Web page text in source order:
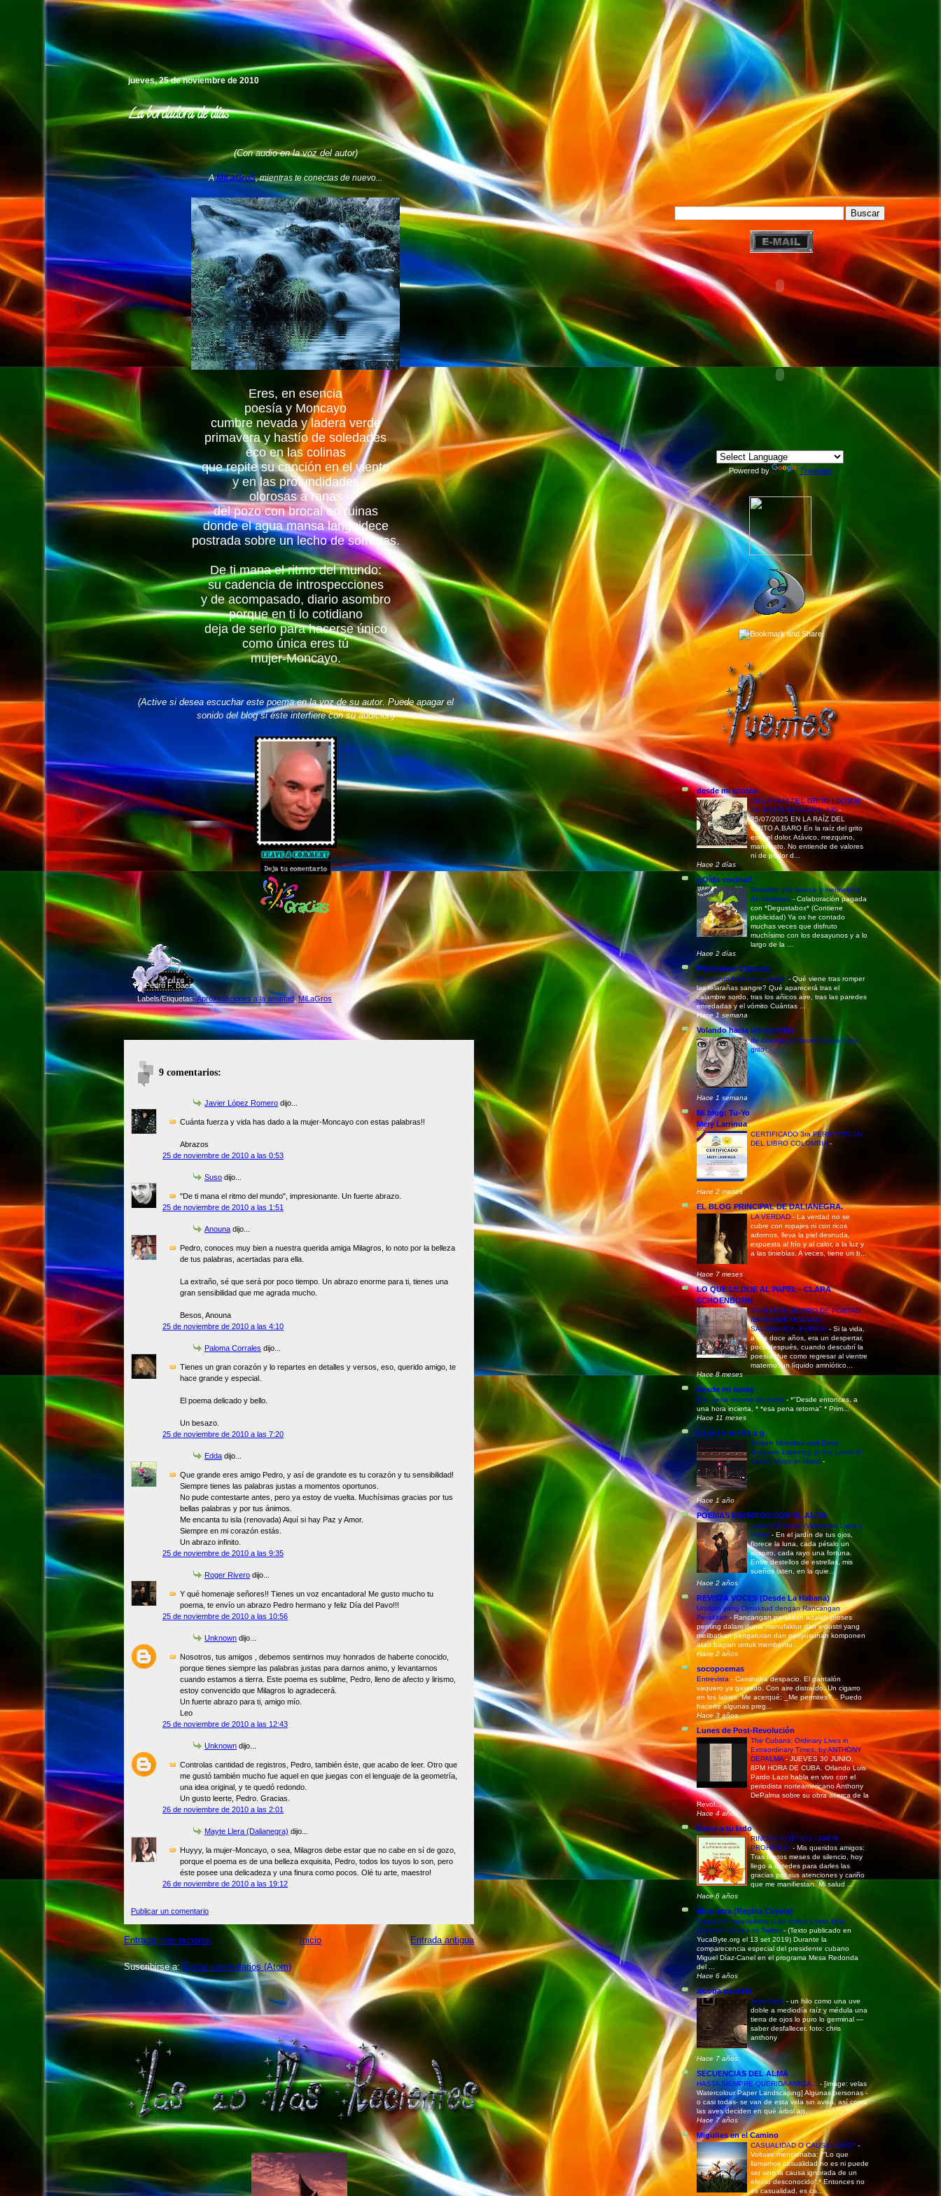
jueves, 25 de noviembre de 2010
La bordadora de días
(Con audio en la voz del autor)
AMiLaGroS, mientras te conectas de nuevo...
Eres, en esencia
poesía y Moncayo
cumbre nevada y ladera verde
primavera y hastío de soledades
eco en las colinas
que repite su canción en el viento
y en las profundidades
olorosas a ranas
del pozo con brocal en ruinas
donde el agua mansa languidece
postrada sobre un lecho de sombras.
De ti mana el ritmo del mundo:
su cadencia de introspecciones
y de acompasado, diario asombro
porque en ti lo cotidiano
deja de serlo para hacerse único
como única eres tú
mujer-Moncayo.
(Active si desea escuchar este poema en la voz de su autor. Puede apagar el
sonido del blog si éste interfiere con su audición)
©Pedro F. Báez
Labels/Etiquetas: Aproximaciones a la amistad,MiLaGros
9 comentarios:
Javier López Romero dijo...
Cuánta fuerza y vida has dado a la mujer-Moncayo con estas palabras!!
Abrazos
25 de noviembre de 2010 a las 0:53
Suso dijo...
"De ti mana el ritmo del mundo", impresionante. Un fuerte abrazo.
25 de noviembre de 2010 a las 1:51
Anouna dijo...
Pedro, conoces muy bien a nuestra querida amiga Milagros, lo noto por la belleza
de tus palabras, acertadas para ella.
La extraño, sé que será por poco tiempo. Un abrazo enorme para ti, tienes una
gran sensibilidad que me agrada mucho.
Besos, Anouna
25 de noviembre de 2010 a las 4:10
Paloma Corrales dijo...
Tienes un gran corazón y lo repartes en detalles y versos, eso, querido amigo, te
hace grande y especial.
El poema delicado y bello.
Un besazo.
25 de noviembre de 2010 a las 7:20
Edda dijo...
Que grande eres amigo Pedro, y así de grandote es tu corazón y tu sensibilidad!
Siempre tienes las palabras justas a momentos oportunos.
No pude contestarte antes, pero ya estoy de vuelta. Muchísimas gracias por tus
bellas palabras y por tus ánimos.
Me encanta tu isla (renovada) Aquí si hay Paz y Amor.
Siempre en mi corazón estás.
Un abrazo infinito.
25 de noviembre de 2010 a las 9:35
Roger Rivero dijo...
Y qué homenaje señores!! Tienes un voz encantadora! Me gusto mucho tu
poema, te envío un abrazo Pedro hermano y feliz Día del Pavo!!!
25 de noviembre de 2010 a las 10:56
Unknown dijo...
Nosotros, tus amigos , debemos sentirnos muy honrados de haberte conocido,
porque tienes siempre las palabras justas para darnos animo, y levantarnos
cuando estamos a tierra. Este poema es sublime, Pedro, lleno de afecto y lirismo,
estoy convencido que Milagros lo agradecerá.
Un fuerte abrazo para ti, amigo mío.
Leo
25 de noviembre de 2010 a las 12:43
Unknown dijo...
Controlas cantidad de registros, Pedro, también éste, que acabo de leer. Otro que
me gustó también mucho fue aquel en que juegas con el lenguaje de la geometría,
una idea original, y te quedó redondo.
Un gusto leerte, Pedro. Gracias.
26 de noviembre de 2010 a las 2:01
Mayte Llera (Dalianegra) dijo...
Huyyy, la mujer-Moncayo, o sea, Milagros debe estar que no cabe en sí de gozo,
porque el poema es de una belleza exquisita, Pedro, todos los tuyos lo son, pero
éste posee una delicadeza y una finura como pocos. Olé tu arte, maestro!
26 de noviembre de 2010 a las 19:12
Publicar un comentario
Entrada más reciente Entrada antigua
Inicio
Suscribirse a: Enviar comentarios (Atom)
Powered by Translate
desde mi azotea
EN LA RAÍZ DEL GRITO ( DONDE
EL RUIDO SE APAGA, 13)-
25/07/2025 EN LA RAÍZ DEL
GRITO A.BARO En la raíz del grito
está el dolor. Atávico, mezquino,
manifiesto. No entiende de valores
ni de pudor d...
Hace 2 días
¡¡Oído cocina!!
Revuelto con beicon y mermelada
de calabaza - Colaboración pagada
con *Degustabox* (Contiene
publicidad) Ya os he contado
muchas veces que disfruto
muchísimo con los desayunos y a lo
largo de la ...
Hace 2 días
Pinchando Charcos
de cuanto final es un punto - Qué viene tras romper
las telarañas sangre? Qué aparecerá tras el
calambre sordo, tras los añicos aire, tras las paredes
enredadas y el vómito Cuántas ...
Hace 1 semana
Volando hacia las estrellas
de cuando la impotencia se hace
grito-
Hace 1 semana
Mi blog: Tu-Yo
Mery Larrinua
CERTIFICADO 3ra FERIA VIRTUAL
DEL LIBRO COLOMBIA -
Hace 2 meses
EL BLOG PRINCIPAL DE DALIANEGRA.
LA VERDAD - La verdad no se
cubre con ropajes ni con ricos
adornos, lleva la piel desnuda,
expuesta al frío y al calor, a la luz y
a las tinieblas. A veces, tiene un b...
Hace 7 meses
LO QUE LE DIJE AL PAPEL - CLARA
SCHOENBORN
XXVIII ENCUENTRO DE POETAS
IBEROAMERICANOS -
SALAMANCA, ESPAÑA - Si la vida,
a mis doce años, era un despertar,
poco después, cuando descubrí la
poesía, fue como regresar al vientre
materno: un líquido amniótico...
Hace 8 meses
Desde mi noray
Esa pena retorna sin cesar- *"Desde entonces, a
una hora incierta, * *esa pena retorna" * Prim...
Hace 11 meses
t u m i a m i b l o g
Broken Melodies and Deep
Grooves: Listening at the Limits of
Cuban Music in Miami -
Hace 1 año
POEMAS ESCRITOS CON EL ALMA
Latidos Eternos (Versos de Luna y
Plata) - En el jardín de tus ojos,
florece la luna, cada pétalo un
suspiro, cada rayo una fortuna.
Entre destellos de estrellas, mis
sueños laten, en la quie...
Hace 2 años
REVISTA VOCES (Desde La Habana)
Uraikan yang Dimaksud dengan Rancangan
Perakitan - Rancangan perakitan adalah proses
penting dalam dunia manufaktur dan industri yang
melibatkan pengaturan dan penyusunan komponen
atau bagian untuk membentu...
Hace 2 años
socopoemas
Entrevista - Caminaba despacio. El pantalón
vaquero ya gastado. Con aire distraído. Un cigarro
en los labios. Me acerqué: _Me permites?... Puedo
hacerte algunas preg...
Hace 3 años
Lunes de Post-Revolución
The Cubans: Ordinary Lives in
Extraordinary Times, by ANTHONY
DEPALMA- JUEVES 30 JUNIO,
8PM HORA DE CUBA. Orlando Luis
Pardo Lazo habla en vivo con el
periodista norteamericano Anthony
DePalma sobre su obra acerca de la
Revol...
Hace 4 años
Estoy a tu lado
RINCÓN POÉTICO : AMOR
PROHIBIDO - Mis queridos amigos:
Tras tantos meses de silencio, hoy
llego a ustedes para darles las
gracias por sus atenciones y cariño
que me manifiestan. Mi salud ...
Hace 6 años
Mala letra (Regina Coyula)
Culpa del Imperialismo o de trolles y bots Una
protesta cubana vs Twitter- (Texto publicado en
YucaByte.org el 13 set 2019) Durante la
comparecencia especial del presidente cubano
Miguel Díaz-Canel en el programa Mesa Redonda
del ...
Hace 6 años
alcoba paralela
(algoritmo) - un hilo como una uve
doble a mediodía raíz y médula una
tierra de ojos lo puro lo germinal —
saber desfallecer. foto: chris
anthony
Hace 7 años
SECUENCIAS DEL ALMA
HASTA SIEMPRE QUERIDA AMIGA... - [image: velas
Watercolour Paper Landscaping] Algunas personas -
o casi todas- se van de esta vida sin aviso, así como
las aves deciden en qué árbol an...
Hace 7 años
Miguitas en el Camino
CASUALIDAD O CAUSALIDAD? -
Voltaire mencionaba: *“Lo que
llamamos casualidad no es ni puede
ser sino la causa ignorada de un
efecto desconocido”.* Entonces no
es casualidad, es ca...